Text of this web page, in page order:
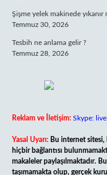
Şişme yelek makinede yıkanır
Temmuz 30, 2026
Tesbih ne anlama gelir ?
Temmuz 28, 2026
Reklam ve İletişim: Skype:
Yasal Uyarı: Bu internet sitesi,
hiçbir bağlantısı
makaleler paylaşılmaktadır.
taşımamakta olup, gerçek